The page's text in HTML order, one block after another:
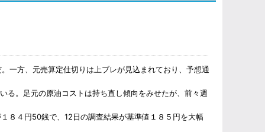
一方、元売算定仕切りは上ブレが見込まれており、予想通
。足元の原油コストは持ち直し傾向をみせたが、前々週
８４円50銭で、12日の調査結果が基準値１８５円を大幅